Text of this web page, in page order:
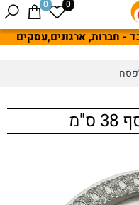
- חברות, ארגונים,עסקים
0 0